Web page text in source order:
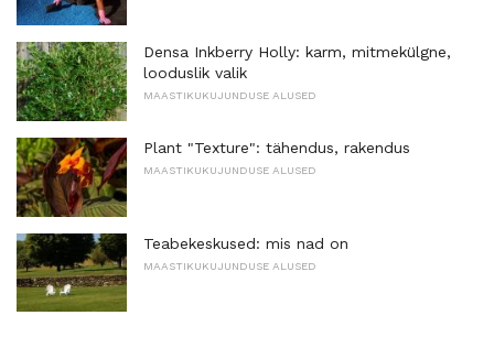
Densa Inkberry Holly: karm, mitmekülgne,
looduslik valik
MAASTIKUKUJUNDUSE ALUSED
Plant "Texture": tähendus, rakendus
MAASTIKUKUJUNDUSE ALUSED
Teabekeskused: mis nad on
MAASTIKUKUJUNDUSE ALUSED